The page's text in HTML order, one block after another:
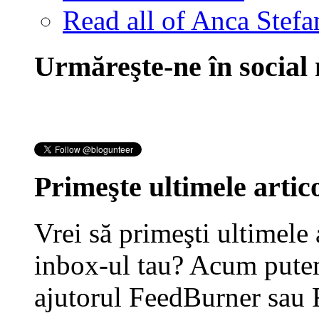
Read all of Anca
Urmăreşte-ne în social
Primeşte ultimele
Vrei să primeşti
inbox-ul tau? Acum
ajutorul FeedBurner sau